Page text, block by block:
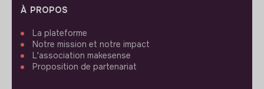
À PROPOS
La plateforme
Notre mission et notre impact
L'association makesense
Proposition de partenariat